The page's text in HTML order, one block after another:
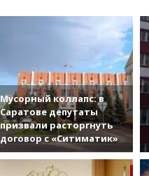
Мусорный коллапс: в
Саратове депутаты
призвали расторгнуть
договор с «Ситиматик»